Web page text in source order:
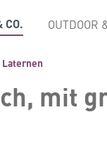
CO. OUTDOOR
mit